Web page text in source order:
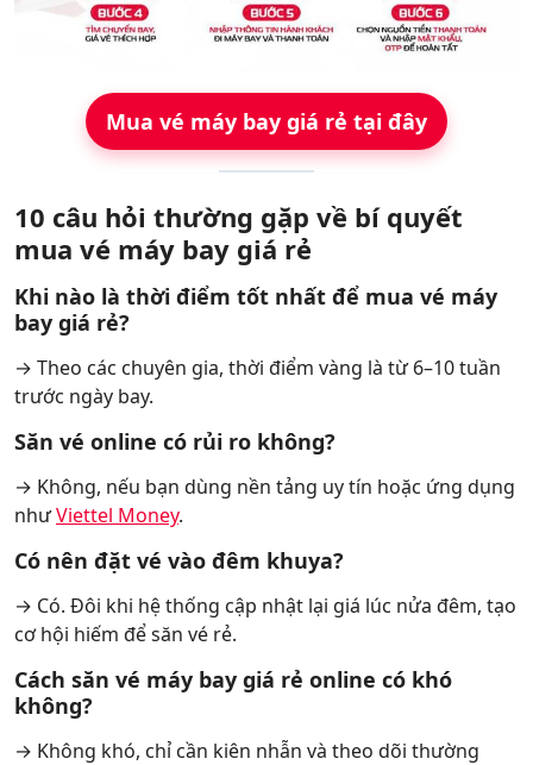
Mua vé máy bay giá rẻ tại đây
10 câu hỏi thường gặp về bí quyết
mua vé máy bay giá rẻ
Khi nào là thời điểm tốt nhất để mua vé máy
bay giá rẻ?
→ Theo các chuyên gia, thời điểm vàng là từ 6–10 tuần
trước ngày bay.
Săn vé online có rủi ro không?
→ Không, nếu bạn dùng nền tảng uy tín hoặc ứng dụng
nhưViettel Money.
Có nên đặt vé vào đêm khuya?
→ Có. Đôi khi hệ thống cập nhật lại giá lúc nửa đêm, tạo
cơ hội hiếm để săn vé rẻ.
Cách săn vé máy bay giá rẻ online có khó
không?
→ Không khó, chỉ cần kiên nhẫn và theo dõi thường